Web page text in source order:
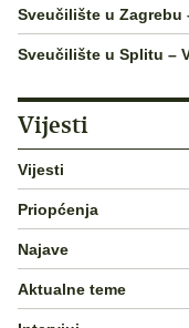
Sveučilište u
Sveučilište u Splitu –
Vijesti
Vijesti
Priopćenja
Najave
Aktualne teme